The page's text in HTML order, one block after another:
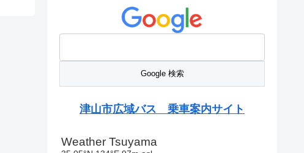
津山市広域バス 乗車案内サイト